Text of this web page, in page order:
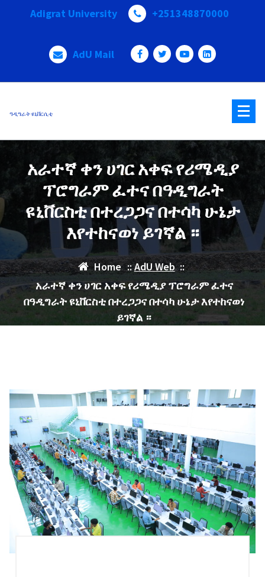
Adigrat University +251348870000
AdU Mail
ዓዲግራት ዩኒቨርሲቲ
አራተኛ ቀን ሀገር አቀፍ የሪሜዲያ
ፕሮግራም ፈተና በዓዲግራት
ዩኒቨርስቲ በተረጋጋና በተሳካ ሁኔታ
እየተከናወነ ይገኛል ።
Home ::AdU Web::
አራተኛ ቀን ሀገር አቀፍ የሪሜዲያ ፕሮግራም ፈተና
በዓዲግራት ዩኒቨርስቲ በተረጋጋና በተሳካ ሁኔታ እየተከናወነ
ይገኛል ።